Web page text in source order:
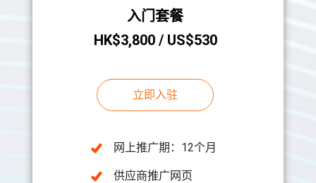
入门套餐
HK$3,800 / US$530
立即入驻
网上推广期：12个月
供应商推广网页